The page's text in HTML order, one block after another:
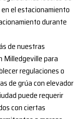
el estacionamiento
durante
de nuestras
Milledgeville para
regulaciones o
de grúa con elevador
puede requerir
con ciertas